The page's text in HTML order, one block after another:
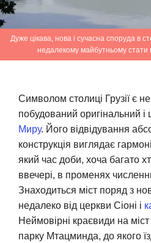
Дуже цікава, нова і сучасна споруда в
недалекому майбутньому стати
Символом столиці Грузії є
побудований оригінальний і
Миру. Його відвідування
конструкція виглядає
який час доби, хоча багато
ввечері, в променях
Знаходиться міст поряд з
недалеко від церкви Сіоні і
Неймовірні краєвиди на
парку Мтацминда, до якого